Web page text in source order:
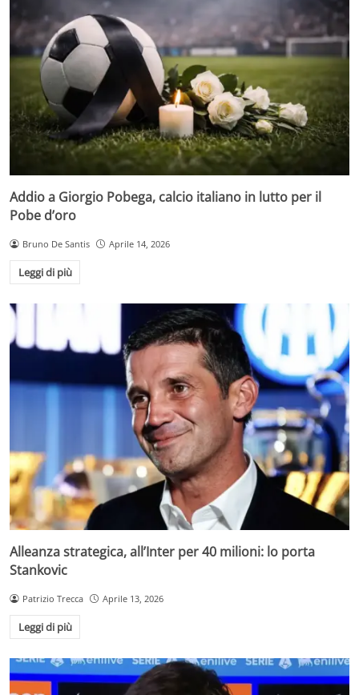
Addio a Giorgio Pobega, calcio italiano in lutto per il
Pobe d’oro
Bruno De Santis Aprile 14, 2026
Leggi di più
Alleanza strategica, all’Inter per 40 milioni: lo porta
Stankovic
Patrizio Trecca Aprile 13, 2026
Leggi di più